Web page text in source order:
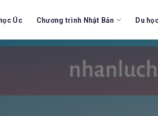
Úc Chương trình Nhật Bản Du